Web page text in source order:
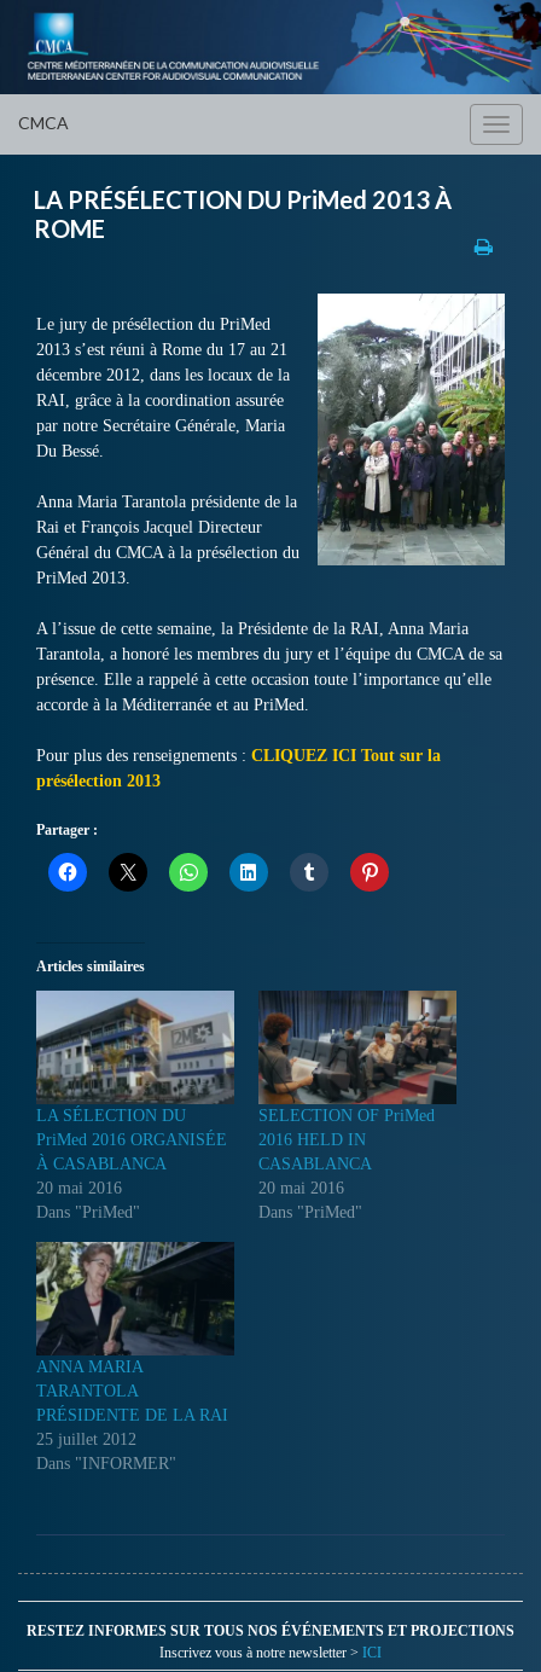
CMCA
LA PRÉSÉLECTION DU PriMed 2013 À
ROME
Le jury de présélection du PriMed
2013 s’est réuni à Rome du 17 au 21
décembre 2012, dans les locaux de la
RAI, grâce à la coordination assurée
par notre Secrétaire Générale, Maria
Du Bessé.
Anna Maria Tarantola présidente de la
Rai et François Jacquel Directeur
Général du CMCA à la présélection du
PriMed 2013.
A l’issue de cette semaine, la Présidente de la RAI, Anna Maria
Tarantola, a honoré les membres du jury et l’équipe du CMCA de sa
présence. Elle a rappelé à cette occasion toute l’importance qu’elle
accorde à la Méditerranée et au PriMed.
Pour plus des renseignements : CLIQUEZ ICI Tout sur la
présélection 2013
Partager :
Articles similaires
LA SÉLECTION DU
PriMed 2016 ORGANISÉE
À CASABLANCA
20 mai 2016
Dans "PriMed"
SELECTION OF PriMed
2016 HELD IN
CASABLANCA
20 mai 2016
Dans "PriMed"
ANNA MARIA
TARANTOLA
PRÉSIDENTE DE LA RAI
25 juillet 2012
Dans "INFORMER"
RESTEZ INFORMES SUR TOUS NOS ÉVÉNEMENTS ET PROJECTIONS
Inscrivez vous à notre newsletter > ICI